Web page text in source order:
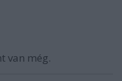
van még.